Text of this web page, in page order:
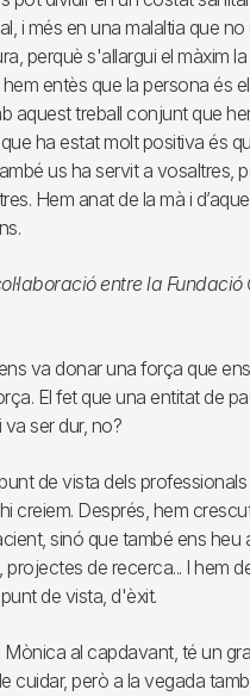
i més en una malaltia que
perquè s'allargui el màxim
entès que la persona és
aquest treball conjunt que
ha estat molt positiva és
us ha servit a vosaltres,
Hem anat de la mà i
entre la Fundació
va donar una força que
El fet que una entitat de
ser dur, no?
de vista dels
creiem. Després, hem
sinó que també ens heu
de recerca... I hem
de vista, d'èxit.
al capdavant, té un
cuidar, però a la vegada